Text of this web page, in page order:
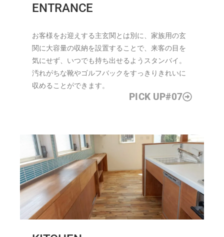
ENTRANCE
お客様をお迎えする主玄関とは別に、家族用の玄
関に大容量の収納を設置することで、来客の目を
気にせず、いつでも持ち出せるようスタンバイ。
汚れがちな靴やゴルフバックをすっきりきれいに
収めることができます。
PICK UP#07